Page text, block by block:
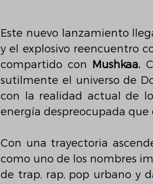
Este nuevo lanzamiento
y el explosivo reencuentro
compartido con Mushkaa.
sutilmente el universo de
con la realidad actual de
energía despreocupada que
Con una trayectoria
como uno de los nombres
de trap, rap, pop urbano y